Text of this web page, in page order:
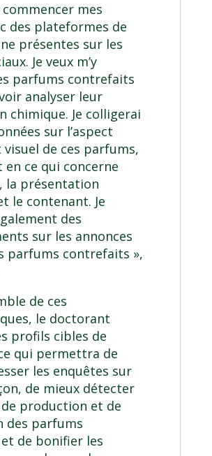
commencer mes
des plateformes de
présentes sur les
Je veux m’y
parfums contrefaits
analyser leur
chimique. Je colligerai
sur l’aspect
visuel de ces parfums,
ce qui concerne
la présentation
le contenant. Je
des
sur les annonces
parfums contrefaits »,
de ces
le doctorant
profils cibles de
qui permettra de
les enquêtes sur
de mieux détecter
de production et de
parfums
de bonifier les